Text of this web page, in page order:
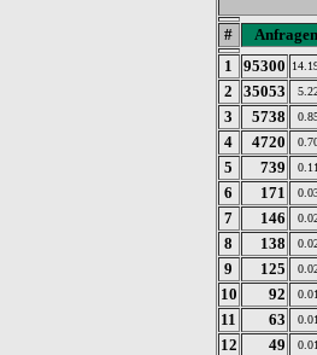
# Anfragen
1
95300
2 35053
3 5738
4 4720
5 739
6 171
7 146
8 138
9 125
10 92
11 63
12 49